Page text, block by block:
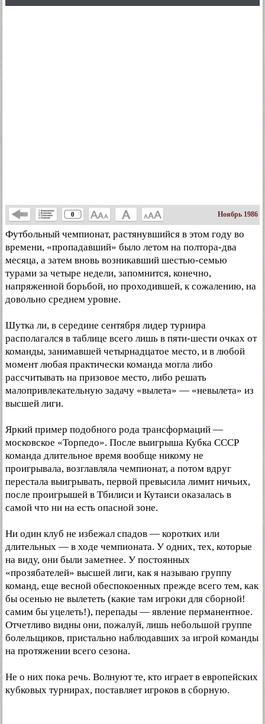
0 Ноябрь 1986
Футбольный чемпионат, растянувшийся в этом году во
времени, «пропадавший» было летом на полтора-два
месяца, а затем вновь возникавший шестью-семью
турами за четыре недели, запомнится, конечно,
напряженной борьбой, но проходившей, к сожалению, на
довольно среднем уровне.
Шутка ли, в середине сентября лидер турнира
располагался в таблице всего лишь в пяти-шести очках от
команды, занимавшей четырнадцатое место, и в любой
момент любая практически команда могла либо
рассчитывать на призовое место, либо решать
малопривлекательную задачу «вылета» — «невылета» из
высшей лиги.
Яркий пример подобного рода трансформаций —
московское «Торпедо». После выигрыша Кубка СССР
команда длительное время вообще никому не
проигрывала, возглавляла чемпионат, а потом вдруг
перестала выигрывать, первой превысила лимит ничьих,
после проигрышей в Тбилиси и Кутаиси оказалась в
самой что ни на есть опасной зоне.
Ни один клуб не избежал спадов — коротких или
длительных — в ходе чемпионата. У одних, тех, которые
на виду, они были заметнее. У постоянных
«прозябателей» высшей лиги, как я называю группу
команд, еще весной обеспокоенных прежде всего тем, как
бы осенью не вылететь (какие там игроки для сборной!
самим бы уцелеть!), перепады — явление перманентное.
Отчетливо видны они, пожалуй, лишь небольшой группе
болельщиков, пристально наблюдавших за игрой команды
на протяжении всего сезона.
Не о них пока речь. Волнуют те, кто играет в европейских
кубковых турнирах, поставляет игроков в сборную.